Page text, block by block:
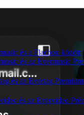
és a Flacbox között
és az Evermusic
és az Evertag
és az Evervideo